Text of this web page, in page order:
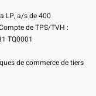
LP, a/s de 400
de TPS/TVH :
TQ0001
de commerce de tiers